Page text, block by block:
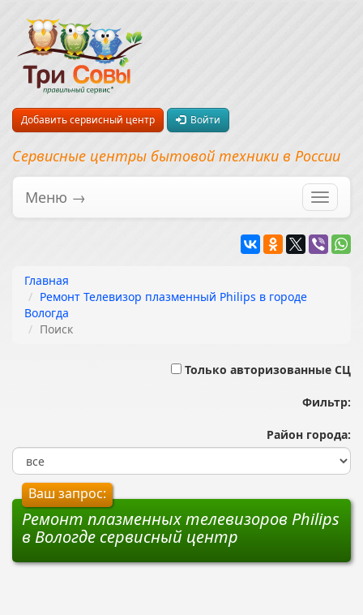
Добавить сервисный центр Войти
Сервисные центры бытовой техники в России
Меню →
Главная
Ремонт Телевизор плазменный Philips в городе
Вологда
Поиск
Только авторизованные СЦ
Фильтр:
Район города:
Ваш запрос:
Ремонт плазменных телевизоров Philips
в Вологде сервисный центр